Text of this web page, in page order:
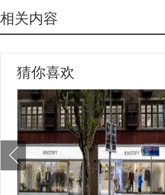
相关内容
猜你喜欢